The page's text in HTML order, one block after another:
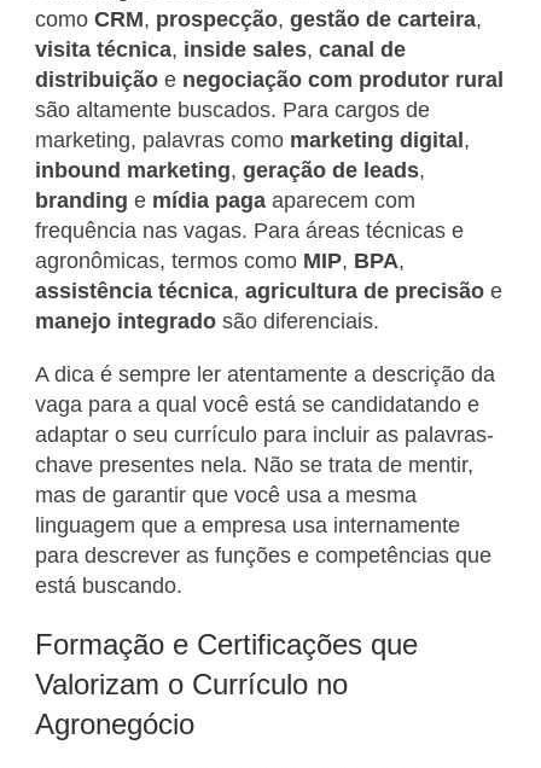
comoCRM, prospecção,gestão de carteira,
visita técnica, inside sales,canal de
distribuição e negociação com produtor rural
são altamente buscados. Para cargos de
marketing, palavras como marketing digital,
inbound marketing,geração de leads,
branding e mídia paga aparecem com
frequência nas vagas. Para áreas técnicas e
agronômicas, termos como MIP, BPA,
assistência técnica,agricultura de precisão e
manejo integrado são diferenciais.
A dica é sempre ler atentamente a descrição da
vaga para a qual você está se candidatando e
adaptar o seu currículo para incluir as palavras-
chave presentes nela. Não se trata de mentir,
mas de garantir que você usa a mesma
linguagem que a empresa usa internamente
para descrever as funções e competências que
está buscando.
Formação e Certificações que
Valorizam o Currículo no
Agronegócio